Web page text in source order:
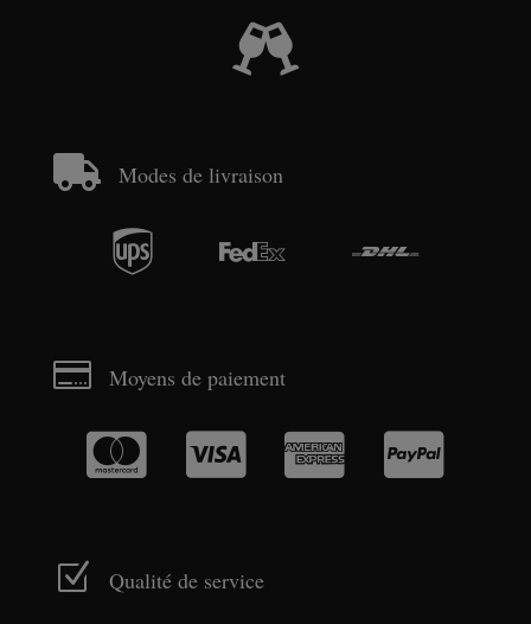

 Modes de livraison
  
 Moyens de paiement
   
Z Qualité de service